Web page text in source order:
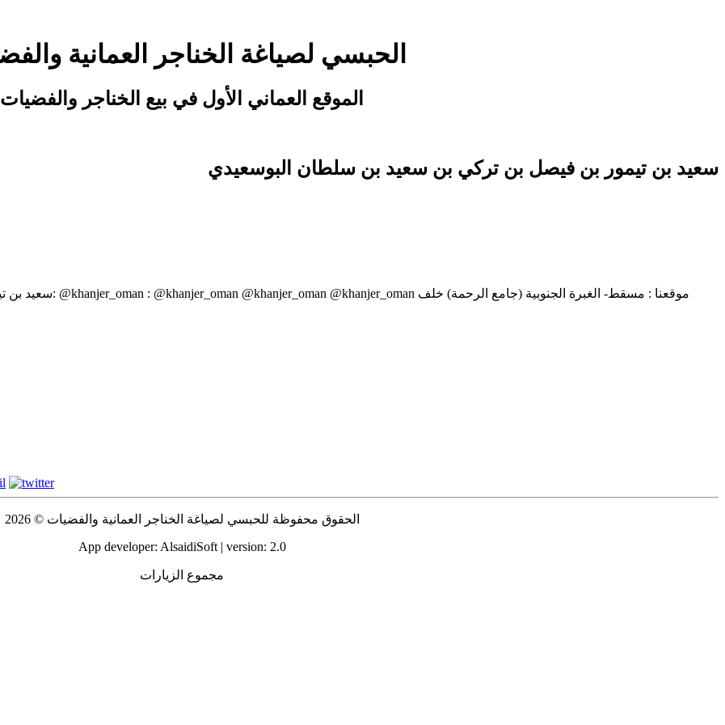
الحبسي لصياغة الخناجر العمانية
الموقع العماني الأول في بيع الخناجر والفضيات
سعيد بن تيمور بن فيصل بن تركي بن سعيد بن سلطان البوسعيدي
الحقوق محفوظة للحبسي لصياغة الخناجر العمانية والفضيات © 2026
App developer: AlsaidiSoft | version: 2.0
مجموع الزيارات